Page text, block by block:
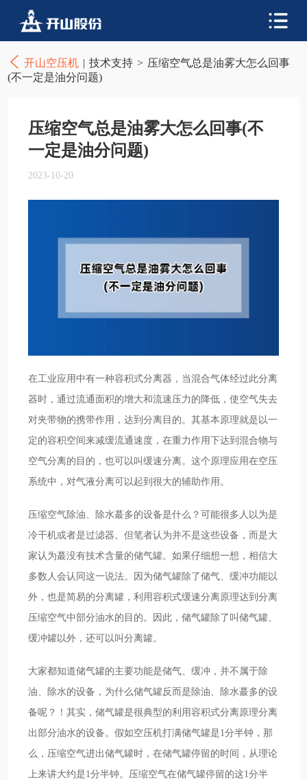
开山空压机 | 技术支持 > 压缩空气总是油雾大怎么回事
(不一定是油分问题)
压缩空气总是油雾大怎么回事(不
一定是油分问题)
2023-10-20
在工业应用中有一种容积式分离器，当混合气体经过此分离
器时，通过流通面积的增大和流速压力的降低，使空气失去
对夹带物的携带作用，达到分离目的。其基本原理就是以一
定的容积空间来减缓流通速度，在重力作用下达到混合物与
空气分离的目的，也可以叫缓速分离。这个原理应用在空压
系统中，对气液分离可以起到很大的辅助作用。
压缩空气除油、除水蕞多的设备是什么？可能很多人以为是
冷干机或者是过滤器。但笔者认为并不是这些设备，而是大
家认为蕞没有技术含量的储气罐。如果仔细想一想，相信大
多数人会认同这一说法。因为储气罐除了储气、缓冲功能以
外，也是简易的分离罐，利用容积式缓速分离原理达到分离
压缩空气中部分油水的目的。因此，储气罐除了叫储气罐、
缓冲罐以外，还可以叫分离罐。
大家都知道储气罐的主要功能是储气、缓冲，并不属于除
油、除水的设备，为什么储气罐反而是除油、除水蕞多的设
备呢？！其实，储气罐是很典型的利用容积式分离原理分离
出部分油水的设备。假如空压机打满储气罐是1分半钟，那
么，压缩空气进出储气罐时，在储气罐停留的时间，从理论
上来讲大约是1分半钟。压缩空气在储气罐停留的这1分半